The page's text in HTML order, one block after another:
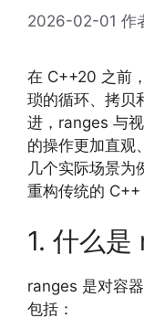
2026-02-01 作
在 C++20 之前
琐的循环、拷贝
进，ranges 与
的操作更加直观
几个实际场景
重构传统的 C++
1. 什么是
ranges 是对容
包括：